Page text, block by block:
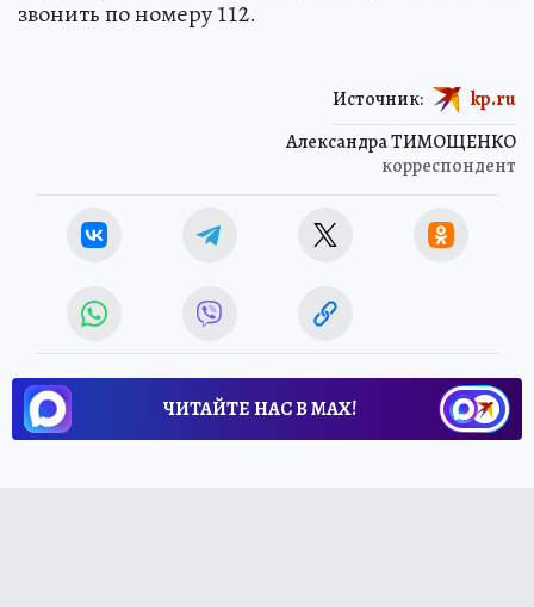
звонить по номеру 112.
Александра ТИМОЩЕНКО
корреспондент
Источник: kp.ru
ЧИТАЙТЕ НАС В МАХ!